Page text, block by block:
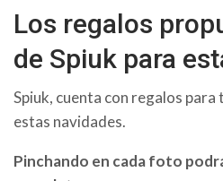
Los regalos
de Spiuk para
Spiuk, cuenta con regalos
estas navidades.
Pinchando en cada foto